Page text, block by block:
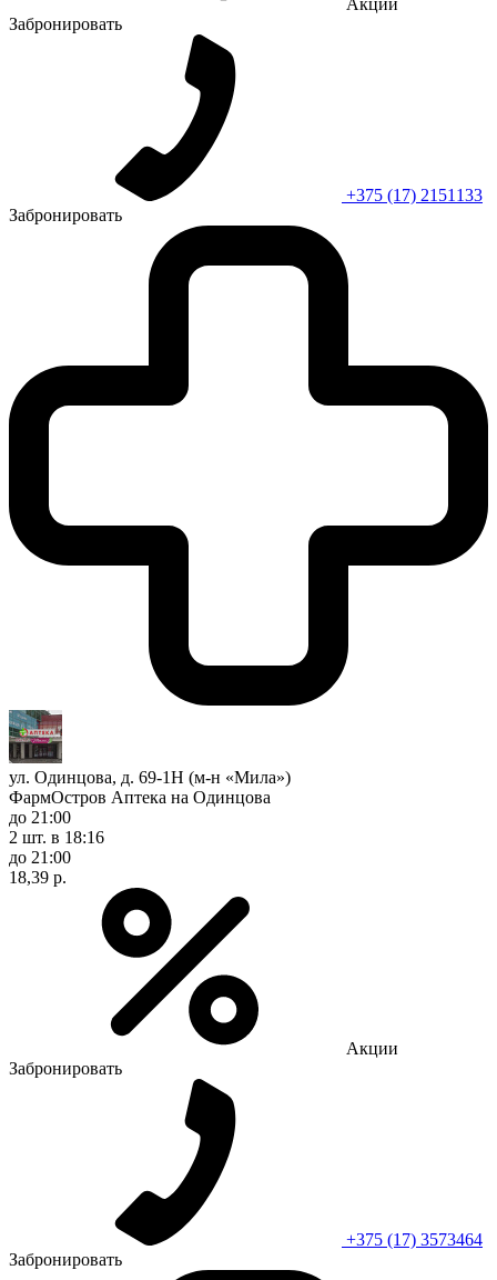
Забронировать
+375 (17) 2151133
Забронировать
ул. Одинцова, д. 69-1Н (м-н «Мила»)
ФармОстров Аптека на Одинцова
до 21:00
2 шт. в 18:16
до 21:00
18,39 р.
Акции
Забронировать
+375 (17) 3573464
Забронировать